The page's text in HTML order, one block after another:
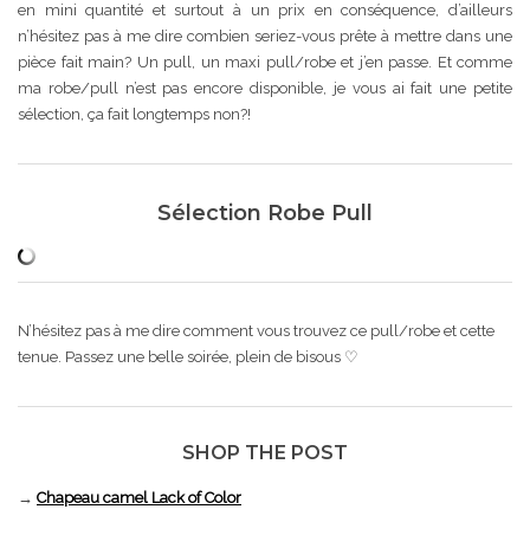
en mini quantité et surtout à un prix en conséquence, d’ailleurs
n’hésitez pas à me dire combien seriez-vous prête à mettre dans une
pièce fait main? Un pull, un maxi pull/robe et j’en passe. Et comme
ma robe/pull n’est pas encore disponible, je vous ai fait une petite
sélection, ça fait longtemps non?!
Sélection Robe Pull
N’hésitez pas à me dire comment vous trouvez ce pull/robe et cette
tenue. Passez une belle soirée, plein de bisous ♡
SHOP THE POST
→ Chapeau camel Lack of Color